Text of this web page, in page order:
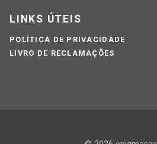
LINKS ÚTEIS
POLÍTICA DE PRIVACIDADE
LIVRO DE RECLAMAÇÕES